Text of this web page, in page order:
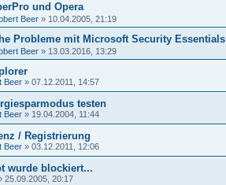
und Opera
Beer » 10.04.2005, 21:19
Probleme mit Microsoft Security Essentials
Beer » 13.03.2016, 13:29
Beer » 07.12.2011, 14:57
testen
Beer » 19.04.2004, 11:44
/ Registrierung
Beer » 03.12.2011, 12:06
wurde blockiert...
25.09.2005, 20:17